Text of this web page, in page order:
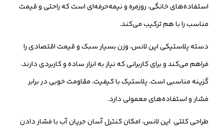
استفاده‌های خانگی، روزمره و نیمه‌حرفه‌ای است که راحتی و قیمت
مناسب را با هم ترکیب می‌کند.
دسته پلاستیکی این لانس، وزن بسیار سبک و قیمت اقتصادی را
فراهم می‌کند و برای کاربرانی که نیاز به ابزار ساده و کاربردی دارند،
گزینه مناسبی است. پلاستیک با کیفیت، مقاومت خوبی در برابر
فشار و استفاده‌های معمولی دارد.
طراحی کلتی این لانس، امکان کنترل آسان جریان آب با فشار دادن